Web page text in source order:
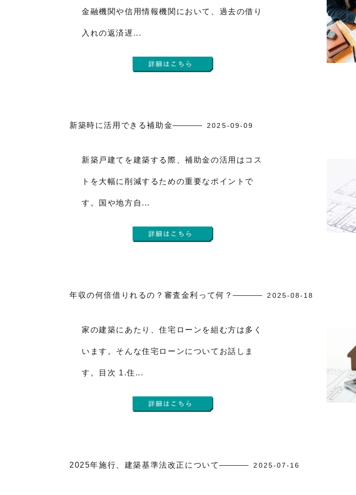
金融機関や信用情報機関において、過去の借り
入れの返済遅...
新築時に活用できる補助金 2025-09-09
新築戸建てを建築する際、補助金の活用はコス
トを大幅に削減するための重要なポイントで
す。国や地方自...
年収の何倍借りれるの？審査金利って何？ 2025-08-18
家の建築にあたり、住宅ローンを組む方は多く
います。そんな住宅ローンについてお話しま
す。目次 1.住...
2025年施行、建築基準法改正について 2025-07-16